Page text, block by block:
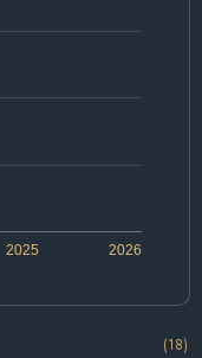
2026
2025
(18)